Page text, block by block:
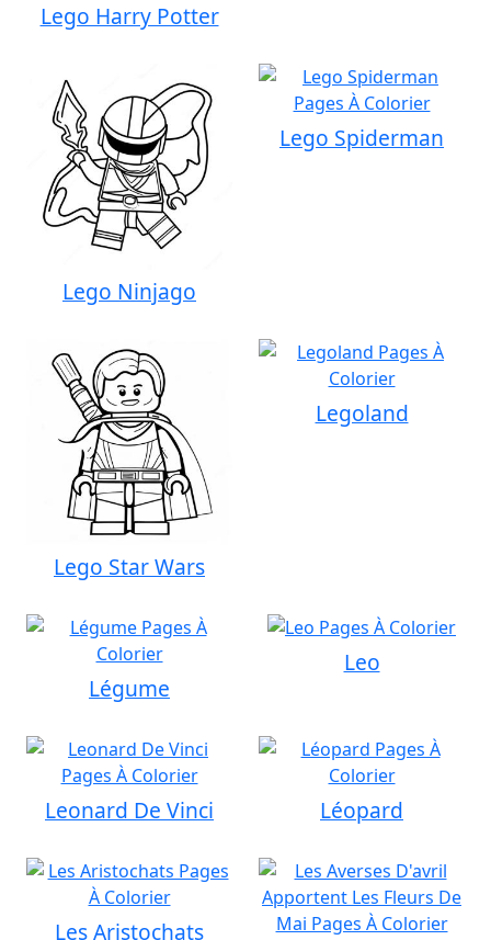
Lego Harry Potter
Lego Ninjago
Lego Spiderman
Lego Star Wars
Legoland
Légume
Leo
Leonard De Vinci Léopard
Les Aristochats